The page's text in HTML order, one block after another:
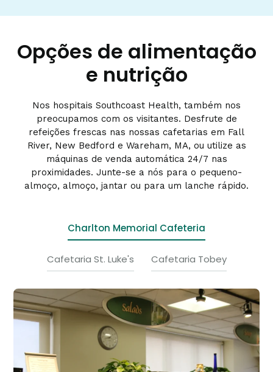
Opções de alimentação
e nutrição
Nos hospitais Southcoast Health, também nos
preocupamos com os visitantes. Desfrute de
refeições frescas nas nossas cafetarias em Fall
River, New Bedford e Wareham, MA, ou utilize as
máquinas de venda automática 24/7 nas
proximidades. Junte-se a nós para o pequeno-
almoço, almoço, jantar ou para um lanche rápido.
Charlton Memorial Cafeteria
Cafetaria St. Luke's Cafetaria Tobey